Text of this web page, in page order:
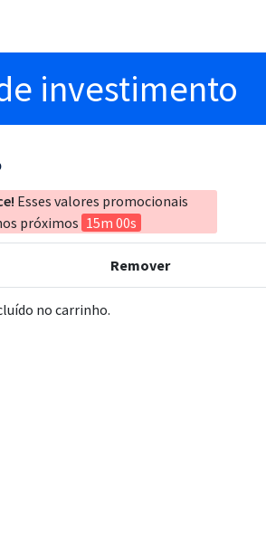
investimento
Esses valores promocionais
próximos 15m 00s
Remover
no carrinho.